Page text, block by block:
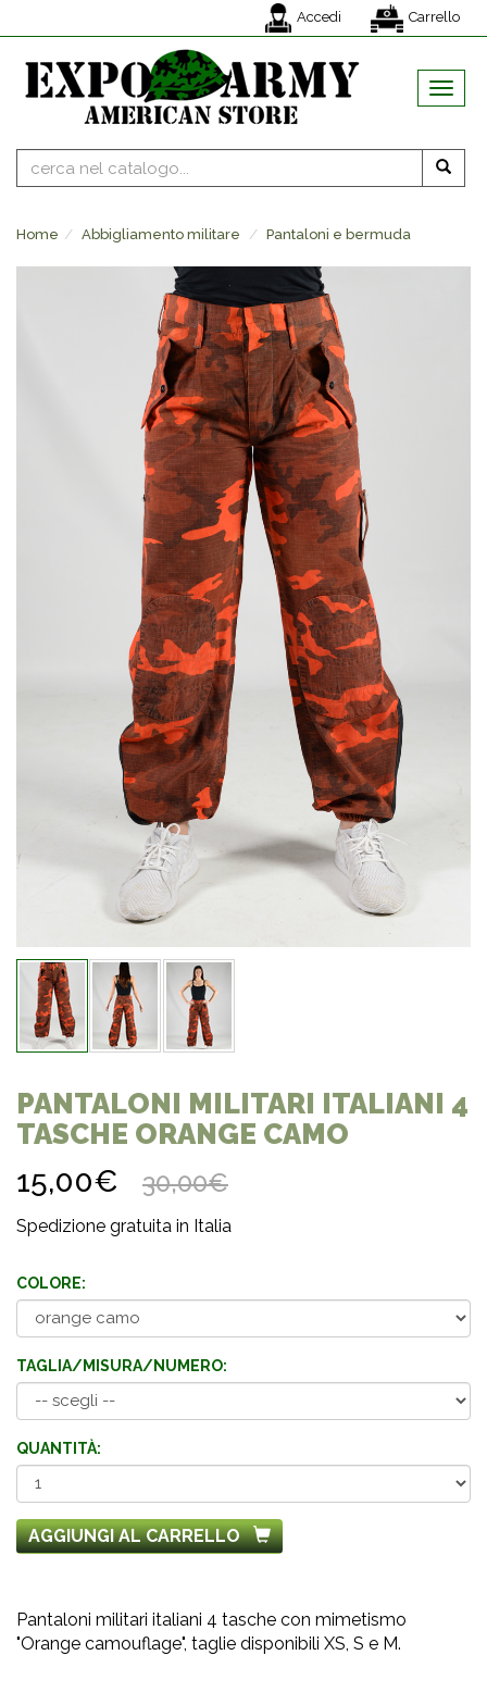
Accedi Carrello
MENU
Home Abbigliamento militare Pantaloni e bermuda
PANTALONI MILITARI ITALIANI 4
TASCHE ORANGE CAMO
15,00€ 30,00€
Spedizione gratuita in Italia
COLORE:
TAGLIA/MISURA/NUMERO:
QUANTITÀ:
AGGIUNGI AL CARRELLO
Pantaloni militari italiani 4 tasche con mimetismo
"Orange camouflage", taglie disponibili XS, S e M.